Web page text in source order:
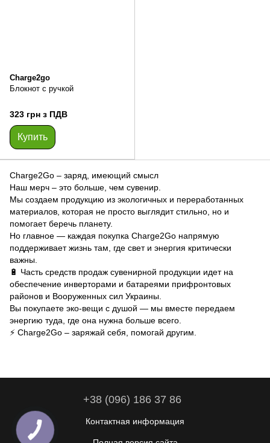
Charge2go
Блокнот с ручкой
323 грн з ПДВ
Купить
Charge2Go – заряд, имеющий смысл
Наш мерч – это больше, чем сувенир.
Мы создаем продукцию из экологичных и переработанных
материалов, которая не просто выглядит стильно, но и
помогает беречь планету.
Но главное — каждая покупка Charge2Go напрямую
поддерживает жизнь там, где свет и энергия критически
важны.
🔋 Часть средств продаж сувенирной продукции идет на
обеспечение инверторами и батареями прифронтовых
районов и Вооруженных сил Украины.
Вы покупаете эко-вещи с душой — мы вместе передаем
энергию туда, где она нужна больше всего.
⚡ Charge2Go – заряжай себя, помогай другим.
+38 (096) 186 37 86
Контактная информация